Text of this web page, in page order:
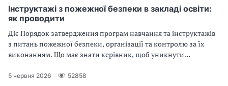
Інструктажі з пожежної безпеки в закладі освіти:
як проводити
Діє Порядок затвердження програм навчання та інструктажів
з питань пожежної безпеки, організації та контролю за їх
виконанням. Що має знати керівник, щоб уникнути
Журналу реєстрації інструктажів
5 червня 2026 52858